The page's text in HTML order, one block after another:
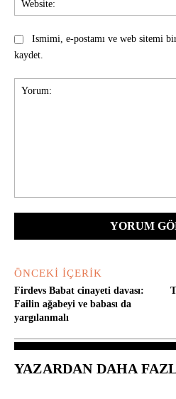
Ismimi, e-postamı ve web sitemi
kaydet.
ÖNCEKI İÇERIK
Firdevs Babat cinayeti davası:
Failin ağabeyi ve babası da
yargılanmalı
YAZARDAN DAHA